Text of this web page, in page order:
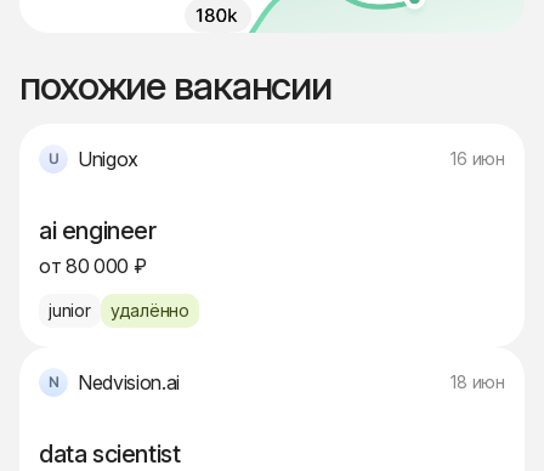
похожие вакансии
Unigox 16 июн
ai engineer
от 80 000 ₽
junior удалённо
Nedvision.ai 18 июн
data scientist